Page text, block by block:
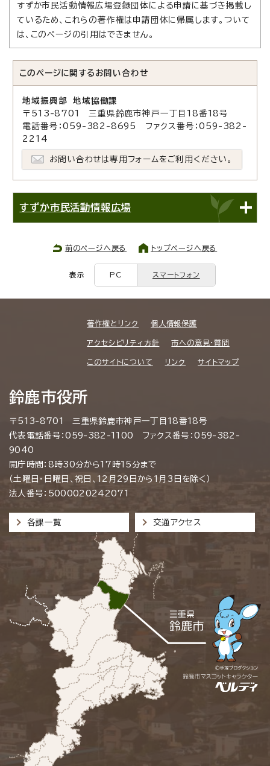
すずか市民活動情報広場登録団体による申請に基づき掲載し
ているため、これらの著作権は申請団体に帰属します。ついて
は、このページの引用はできません。
このページに関する お問い合わせ
地域振興部 地域協働課
〒513-8701 三重県鈴鹿市神戸一丁目18番18号
電話番号：059-382-8695 ファクス番号：059-382-
2214
お問い合わせは専用フォームをご利用ください。
すずか市民活動情報広場
前のページへ戻る トップページへ戻る
表示 PC スマートフォン
著作権とリンク 個人情報保護
アクセシビリティ方針 市への意見・質問
このサイトについて リンク サイトマップ
鈴鹿市役所
〒513-8701 三重県鈴鹿市神戸一丁目18番18号
代表電話番号：059-382-1100 ファクス番号：059-382-
9040
開庁時間：8時30分から17時15分まで
（土曜日・日曜日、祝日、12月29日から1月3日を除く）
法人番号：5000020242071
各課一覧 交通アクセス